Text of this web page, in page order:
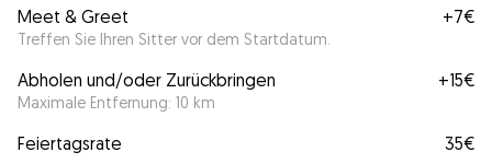
Meet & Greet
Treffen Sie Ihren Sitter vor dem Startdatum.
+7€
Abholen und/oder Zurückbringen
Maximale Entfernung: 10 km
+15€
Feiertagsrate
35€